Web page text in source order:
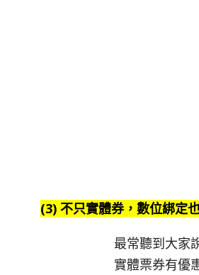
(3) 不只實體券，數位綁定
最常聽到大家
實體票券有優